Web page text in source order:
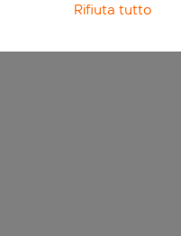
Rifiuta tutto